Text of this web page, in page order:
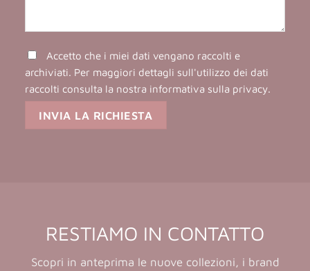
Accetto che i miei dati vengano raccolti e
archiviati. Per maggiori dettagli sull'utilizzo dei dati
raccolti consulta la nostra informativa sulla privacy.
RESTIAMO IN CONTATTO
Scopri in anteprima le nuove collezioni, i brand